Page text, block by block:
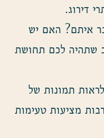
דירוג.
איתם? האם יש
שתהיה לכם תחושת
תמונות של
מציעות טעימות